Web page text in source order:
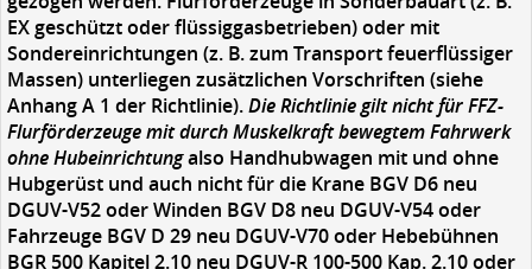
EX geschützt oder flüssiggasbetrieben) oder mit
Sondereinrichtungen (z. B. zum Transport feuerflüssiger
Massen) unterliegen zusätzlichen Vorschriften (siehe
Anhang A 1 der Richtlinie).Die Richtlinie gilt nicht für FFZ-
Flurförderzeuge mit durch Muskelkraft bewegtem Fahrwerk
ohne Hubeinrichtungalso Handhubwagen mit und ohne
Hubgerüst und auch nicht für die Krane BGV D6 neu
DGUV-V52 oder Winden BGV D8 neu DGUV-V54 oder
Fahrzeuge BGV D 29 neu DGUV-V70 oder Hebebühnen
BGR 500 Kapitel 2.10 neu DGUV-R 100-500 Kap. 2.10 oder